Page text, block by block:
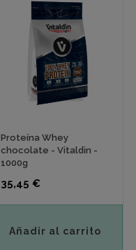
Proteína Whey
chocolate - Vitaldin -
1000g
Precio
35,45 €
Añadir al carrito